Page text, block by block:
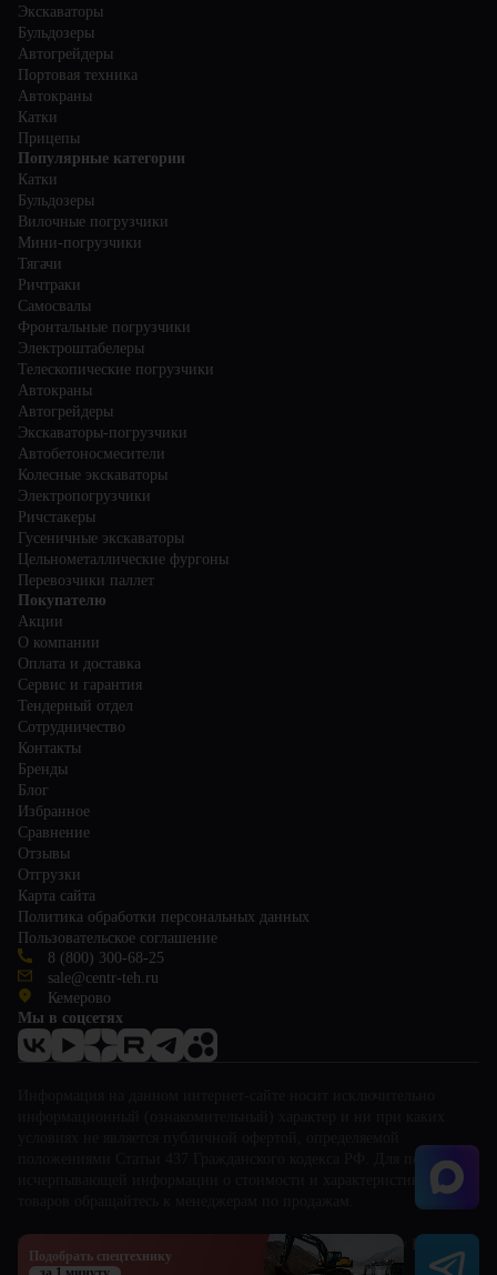
Экскаваторы
Бульдозеры
Автогрейдеры
Портовая техника
Автокраны
Катки
Прицепы
Популярные категории
Катки
Бульдозеры
Вилочные погрузчики
Мини-погрузчики
Тягачи
Ричтраки
Самосвалы
Фронтальные погрузчики
Электроштабелеры
Телескопические погрузчики
Автокраны
Автогрейдеры
Экскаваторы-погрузчики
Автобетоносмесители
Колесные экскаваторы
Электропогрузчики
Ричстакеры
Гусеничные экскаваторы
Цельнометаллические фургоны
Перевозчики паллет
Покупателю
Акции
О компании
Оплата и доставка
Сервис и гарантия
Тендерный отдел
Сотрудничество
Контакты
Бренды
Блог
Избранное
Сравнение
Отзывы
Отгрузки
Карта сайта
Политика обработки персональных данных
Пользовательское соглашение
8 (800) 300-68-25
sale@centr-teh.ru
Кемерово
Мы в соцсетях
положениями Статьи 437 Гражданского кодекса РФ. Для получения
This site is protected by reCAPTCHA and the Google Privacy Policy
Terms of Serviceapply.
Подобрать спецтехнику